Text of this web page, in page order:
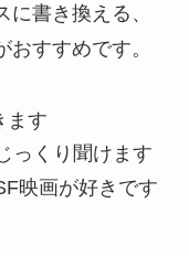
書き換える、
すすめです。
ます
っくり聞けます
映画が好きです